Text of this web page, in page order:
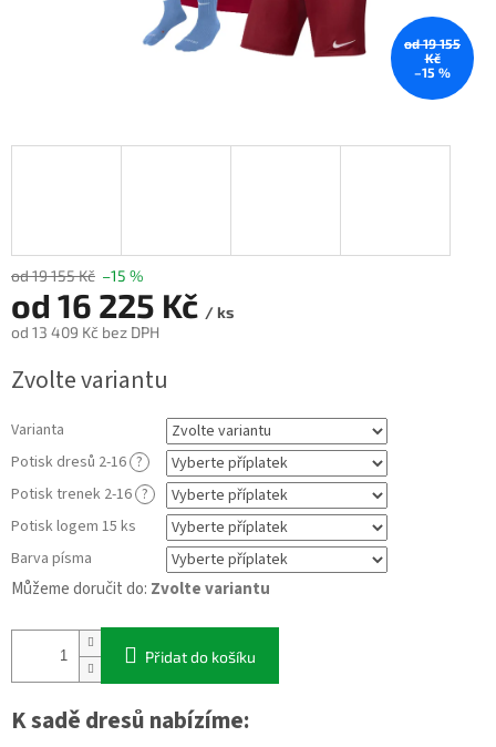
od 19 155
Kč
–15 %
od 19 155 Kč –15 %
od 16 225 Kč / ks
od 13 409 Kč bez DPH
cena:
Zvolte variantu
Varianta
Potisk dresů 2-16 ?
Potisk trenek 2-16 ?
Potisk logem 15 ks
Barva písma
Můžeme doručit do: Zvolte variantu
Přidat do košíku
K sadě dresů nabízíme: